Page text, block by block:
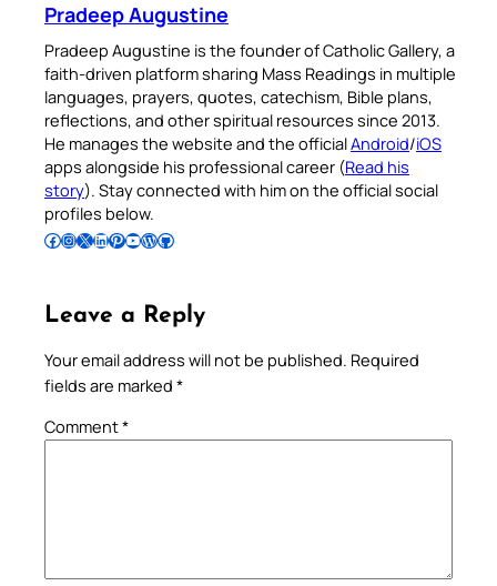
Pradeep Augustine
Pradeep Augustine is the founder of Catholic Gallery, a
faith-driven platform sharing Mass Readings in multiple
languages, prayers, quotes, catechism, Bible plans,
reflections, and other spiritual resources since 2013.
He manages the website and the officialAndroid/iOS
apps alongside his professional career (Read his
story). Stay connected with him on the official social
profiles below.
Follow Pradeep on Facebook Follow Pradeep on InstagramFollow Pradeep on X Follow Pradeep on LinkedIn Follow Pradeep on Pinterest Subscribe to Pradeep’s Youtube Channel Follow Pradeep on WordPress Follow Pradeep on GitHub
Leave a Reply
Your email address will not be published. Required
fields are marked *
Comment*